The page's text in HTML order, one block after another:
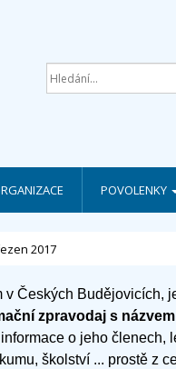
POVOLENKY
2017
v Českých Budějovicích,
zpravodaj s názvem
o jeho členech,
školství ... prostě z